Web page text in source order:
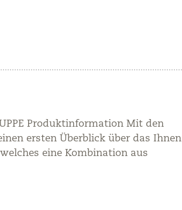
Produktinformation Mit den
ersten Überblick über das Ihnen
welches eine Kombination aus